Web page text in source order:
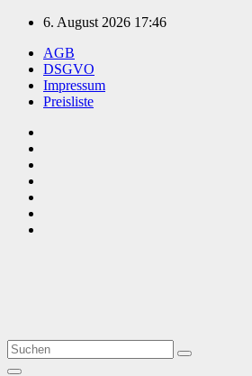
Zum
springen
6. August 2026 17:46
AGB
DSGVO
Impressum
Preisliste